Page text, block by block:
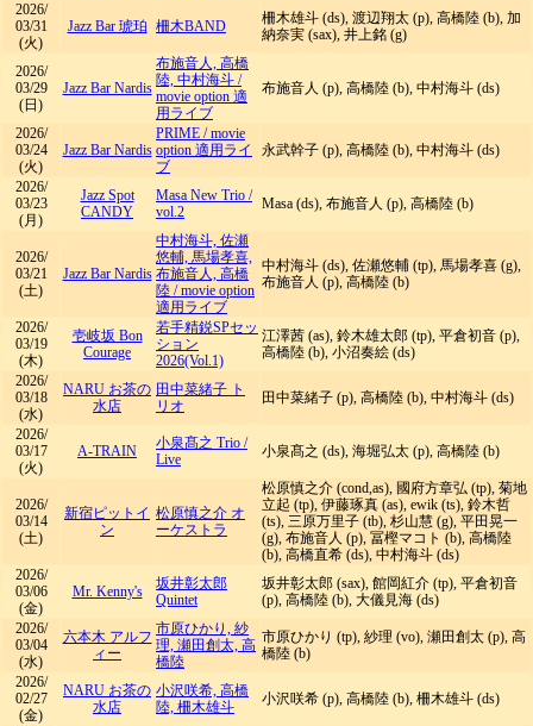
2026/
03/31
(火)
Jazz Bar 琥珀 柵木BAND
柵木雄斗 (ds), 渡辺翔太 (p), 高橋陸 (b), 加
納奈実 (sax), 井上銘 (g)
2026/
03/29
(日)
Jazz Bar Nardis
布施音人, 高橋
陸, 中村海斗 /
movie option 適
用ライブ
布施音人 (p), 高橋陸 (b), 中村海斗 (ds)
2026/
03/24
(火)
Jazz Bar Nardis
PRIME /movie
option 適用ライ
ブ
永武幹子 (p), 高橋陸 (b), 中村海斗 (ds)
2026/
03/23
(月)
Jazz Spot
CANDY
Masa New Trio /
vol.2
Masa (ds), 布施音人 (p), 高橋陸 (b)
2026/
03/21
(土)
Jazz Bar Nardis
中村海斗, 佐瀬
悠輔, 馬場孝喜,
布施音人, 高橋
陸 /movie option
適用ライブ
中村海斗 (ds), 佐瀬悠輔 (tp), 馬場孝喜 (g),
布施音人 (p), 高橋陸 (b)
2026/
03/19
(木)
壱岐坂 Bon
Courage
若手精鋭SPセッ
ション
2026(Vol.1)
江澤茜 (as), 鈴木雄太郎 (tp), 平倉初音 (p),
高橋陸 (b), 小沼奏絵 (ds)
2026/
03/18
(水)
NARU お茶の
水店
田中菜緒子 ト
リオ
田中菜緒子 (p), 高橋陸 (b), 中村海斗 (ds)
2026/
03/17
(火)
A-TRAIN 小泉髙之 Trio /
Live
小泉髙之 (ds), 海堀弘太 (p), 高橋陸 (b)
2026/
03/14
(土)
新宿ピットイ
ン
松原慎之介 オ
ーケストラ
松原慎之介 (cond,as), 國府方章弘 (tp), 菊地
立起 (tp), 伊藤琢真 (as), ewik (ts), 鈴木哲
(ts), 三原万里子 (tb), 杉山慧 (g), 平田晃一
(g), 布施音人 (p), 冨樫マコト (b), 高橋陸
(b), 高橋直希 (ds), 中村海斗 (ds)
2026/
03/06
(金)
Mr. Kenny's
坂井彰太郎
Quintet
坂井彰太郎 (sax), 館岡紅介 (tp), 平倉初音
(p), 高橋陸 (b), 大儀見海 (ds)
2026/
03/04
(水)
六本木 アルフ
ィー
市原ひかり, 紗
理, 瀬田創太, 高
橋陸
市原ひかり (tp), 紗理 (vo), 瀬田創太 (p), 高
橋陸 (b)
2026/
02/27
(金)
NARU お茶の
水店
小沢咲希, 高橋
陸, 柵木雄斗
小沢咲希 (p), 高橋陸 (b), 柵木雄斗 (ds)